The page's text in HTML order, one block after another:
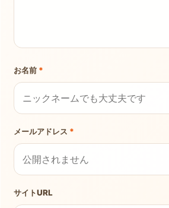
お名前 *
メールアドレス *
サイトURL